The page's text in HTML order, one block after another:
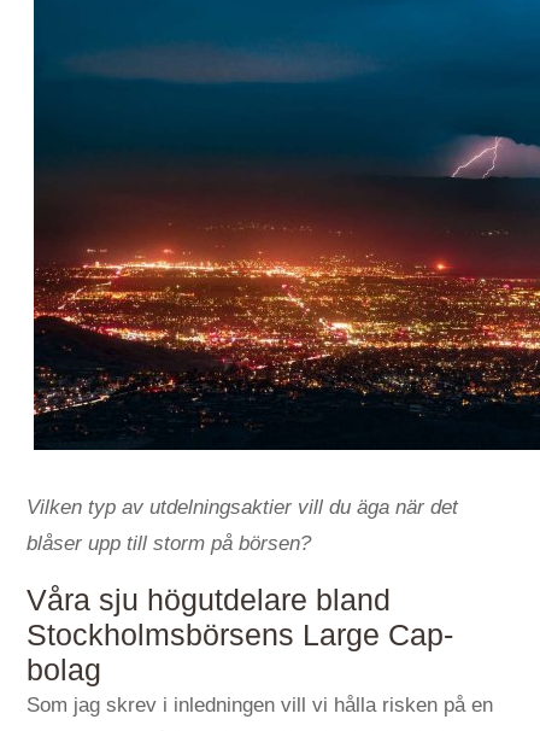
Vilken typ av utdelningsaktier vill du äga när det
blåser upp till storm på börsen?
Våra sju högutdelare bland
Stockholmsbörsens Large Cap-
bolag
Som jag skrev i inledningen vill vi hålla risken på en